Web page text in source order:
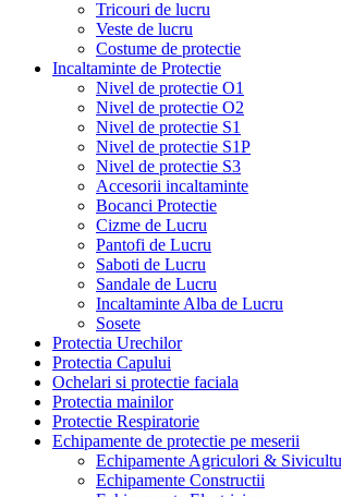
Tricouri de lucru
Veste de lucru
Costume de protectie
Incaltaminte de Protectie
Nivel de protectie O1
Nivel de protectie O2
Nivel de protectie S1
Nivel de protectie S1P
Nivel de protectie S3
Accesorii incaltaminte
Bocanci Protectie
Cizme de Lucru
Pantofi de Lucru
Saboti de Lucru
Sandale de Lucru
Incaltaminte Alba de Lucru
Sosete
Protectia Urechilor
Protectia Capului
Ochelari si protectie faciala
Protectia mainilor
Protectie Respiratorie
Echipamente de protectie pe meserii
Echipamente Agriculori &
Echipamente Constructii